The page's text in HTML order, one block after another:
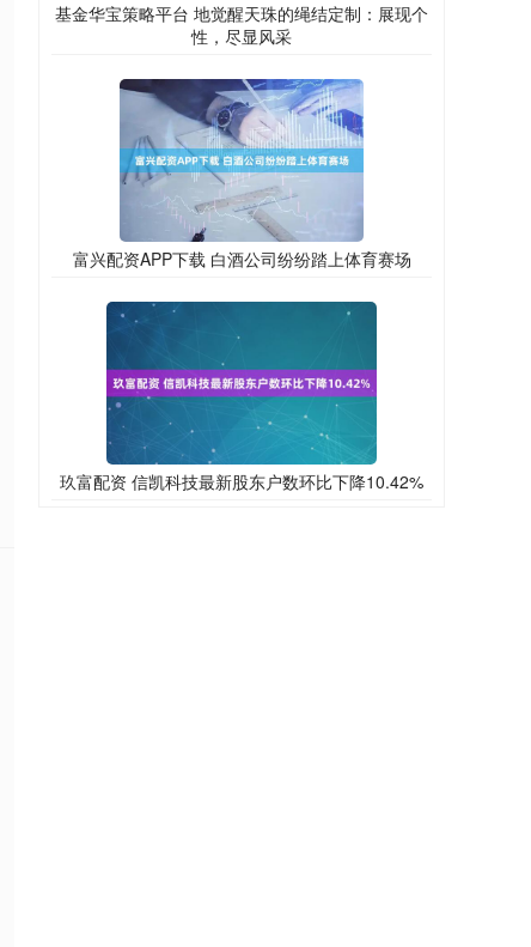
基金华宝策略平台 地觉醒天珠的绳结定制：展现个
性，尽显风采
富兴配资APP下载 白酒公司纷纷踏上体育赛场
玖富配资 信凯科技最新股东户数环比下降10.42%